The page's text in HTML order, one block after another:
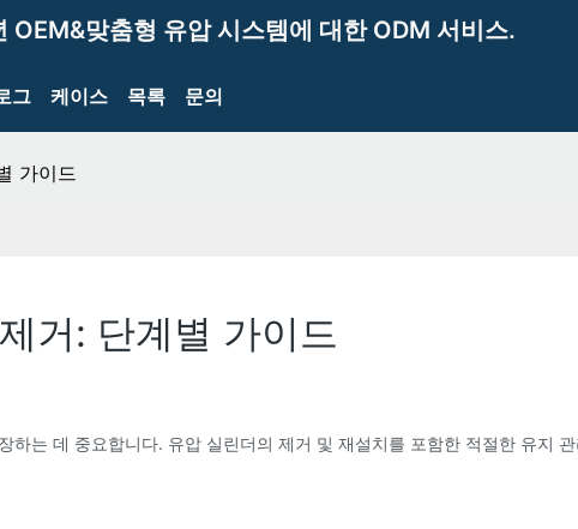
OEM&맞춤형 유압 시스템에 대한 ODM 서비스.
그 케이스 목록 문의
가이드
거: 단계별 가이드
는 데 중요합니다. 유압 실린더의 제거 및 재설치를 포함한 적절한 유지